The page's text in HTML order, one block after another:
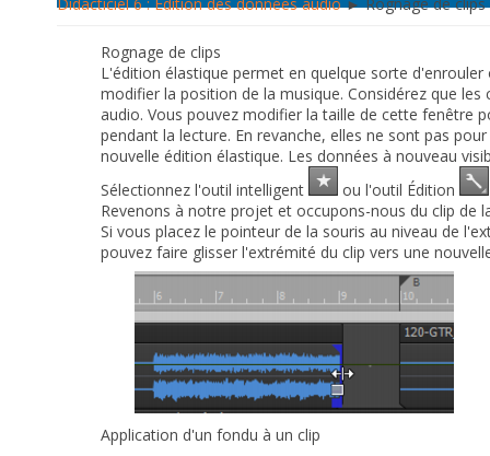
Rognage de clips
L'édition élastique permet en quelque sorte
modifier la position de la musique. Considérez que
audio. Vous pouvez modifier la taille de cette fenêtre
pendant la lecture. En revanche, elles ne sont pas
nouvelle édition élastique. Les données à nouveau
Sélectionnez l'outil intelligent
ou l'outil Édition
Revenons à notre projet et occupons-nous du clip de
Si vous placez le pointeur de la souris au niveau de
pouvez faire glisser l'extrémité du clip vers une
Application d'un fondu à un clip